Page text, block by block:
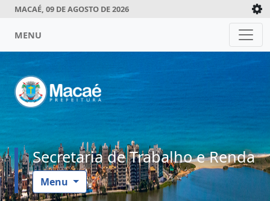
MACAÉ, 09 DE AGOSTO DE 2026
MENU
Secretaria de Trabalho e Renda
Menu